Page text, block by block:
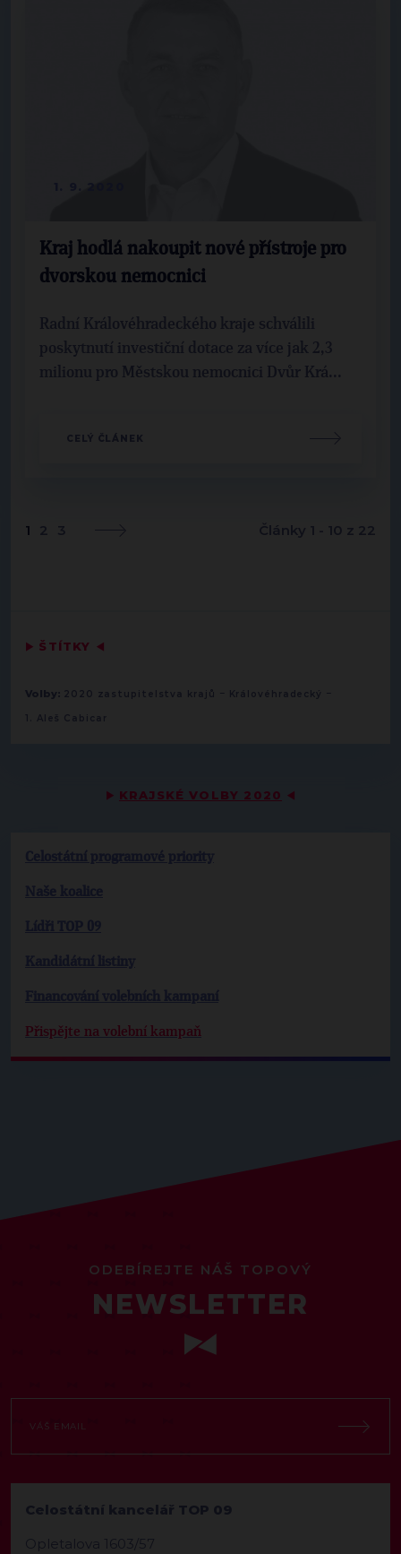
▶ KRAJSKÉ VOLBY 2020 ◀
Přispějte na volební kampaň
Kraj hodlá nakoupit nové přístroje pro
dvorskou nemocnici
Radní Královéhradeckého kraje schválili
poskytnutí investiční dotace za více jak 2,3
milionu pro Městskou nemocnici Dvůr Krá...
CELÝ ČLÁNEK
1 2 3 Články 1 - 10 z 22
▶ ŠTÍTKY ◀
Volby: 2020 zastupitelstva krajů - Královéhradecký -
1. Aleš Cabicar
ODEBÍREJTE NÁŠ TOPOVÝ
NEWSLETTER
Celostátní kancelář TOP 09
Opletalova 1603/57